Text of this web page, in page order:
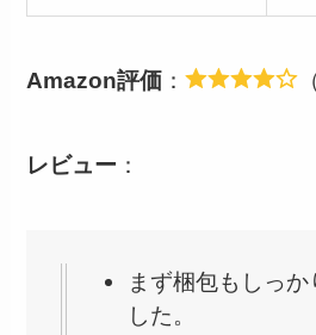
Amazon評価 ：
レビュー ：
まず梱包もしっか
した。